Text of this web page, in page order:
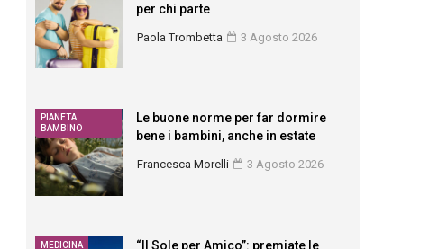
per chi parte
Paola Trombetta 3 Agosto 2026
PIANETA
BAMBINO
Le buone norme per far dormire
bene i bambini, anche in estate
Francesca Morelli 3 Agosto 2026
MEDICINA
“Il Sole per Amico”: premiate le